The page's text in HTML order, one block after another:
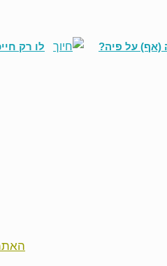
(אף) על פיה? לו רק